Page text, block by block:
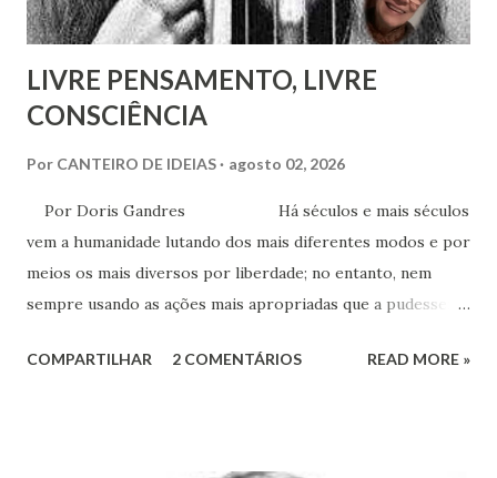
LIVRE PENSAMENTO, LIVRE
CONSCIÊNCIA
Por CANTEIRO DE IDEIAS agosto 02, 2026
Por Doris Gandres Há séculos e mais séculos
vem a humanidade lutando dos mais diferentes modos e por
meios os mais diversos por liberdade; no entanto, nem
sempre usando as ações mais apropriadas que a pudessem
aspecto material, terreno... Mesmo civilizações,
COMPARTILHAR 2 COMENTÁRIOS READ MORE »